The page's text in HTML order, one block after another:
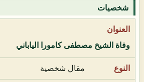
شخصيات
وفاة الشيخ مصطفى كامورا الياباني
مقال شخصية